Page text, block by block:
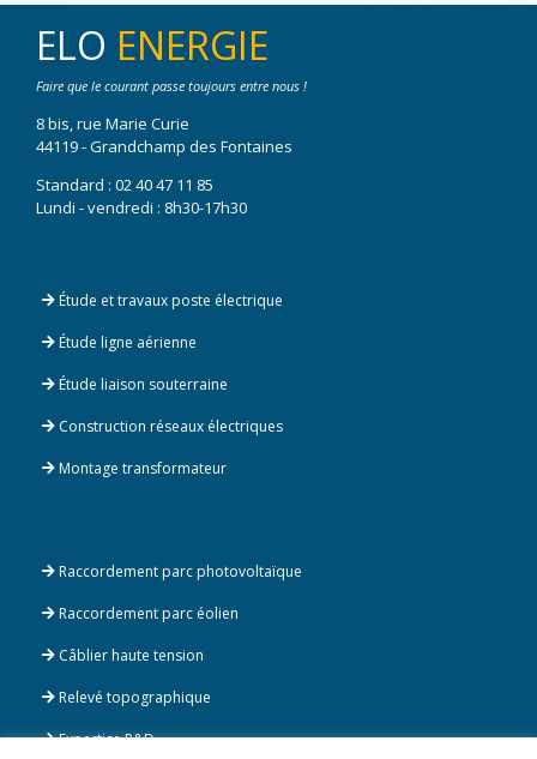
ELO ENERGIE
Faire que le courant passe toujours entre nous !
8 bis, rue Marie Curie
44119 - Grandchamp des Fontaines
Standard : 02 40 47 11 85
Lundi - vendredi : 8h30-17h30
Étude et travaux poste électrique
Étude ligne aérienne
Étude liaison souterraine
Construction réseaux électriques
Montage transformateur
Raccordement parc photovoltaïque
Raccordement parc éolien
Câblier haute tension
Relevé topographique
Expertise R&D